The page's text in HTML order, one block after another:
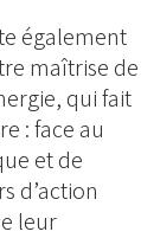
également
maîtrise de
qui fait
: face au
et de
d’action
leur